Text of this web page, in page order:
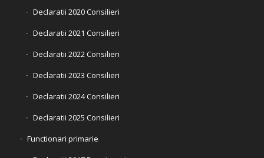
Declaratii 2020 Consilieri
Declaratii 2021 Consilieri
Declaratii 2022 Consilieri
Declaratii 2023 Consilieri
Declaratii 2024 Consilieri
Declaratii 2025 Consilieri
Functionari primarie